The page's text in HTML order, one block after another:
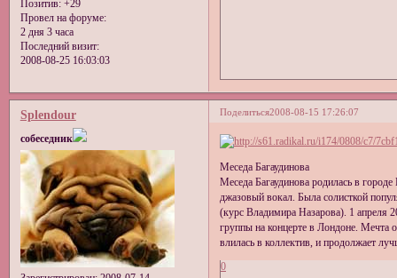
Позитив: +29
Провел на форуме:
2 дня 3 часа
Последний визит:
2008-08-25 16:03:03
Поделиться2008-08-15 17:26:07
Splendour
собеседник
Меседа Багаудинова
Меседа Багаудинова родилась в
джазовый вокал. Была солисткой
(курс Владимира Назарова). 1 апреля
группы на концерте в Лондоне. Мечта
влилась в коллектив, и продолжает
0